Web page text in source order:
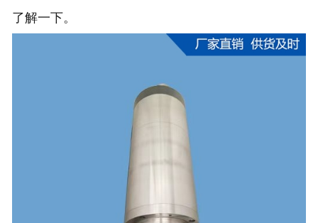
了解一下。